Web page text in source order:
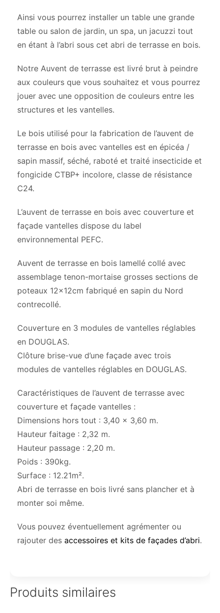
Ainsi vous pourrez installer un table une grande
table ou salon de jardin, un spa, un jacuzzi tout
en étant à l’abri sous cet abri de terrasse en bois.
Notre Auvent de terrasse est livré brut à peindre
aux couleurs que vous souhaitez et vous pourrez
jouer avec une opposition de couleurs entre les
structures et les vantelles.
Le bois utilisé pour la fabrication de l’auvent de
terrasse en bois avec vantelles est en épicéa /
sapin massif, séché, raboté et traité insecticide et
fongicide CTBP+ incolore, classe de résistance
C24.
L’auvent de terrasse en bois avec couverture et
façade vantelles dispose du label
environnemental PEFC.
Auvent de terrasse en bois lamellé collé avec
assemblage tenon-mortaise grosses sections de
poteaux 12x12cm fabriqué en sapin du Nord
contrecollé.
Couverture en 3 modules de vantelles réglables
en DOUGLAS.
Clôture brise-vue d’une façade avec trois
modules de vantelles réglables en DOUGLAS.
Caractéristiques de l’auvent de terrasse avec
couverture et façade vantelles :
Dimensions hors tout : 3,40 x 3,60 m.
Hauteur faitage : 2,32 m.
Hauteur passage : 2,20 m.
Poids : 390kg.
Surface : 12.21m².
Abri de terrasse en bois livré sans plancher et à
monter soi même.
Vous pouvez éventuellement agrémenter ou
rajouter des accessoires et kits de façades d’abri.
Produits similaires